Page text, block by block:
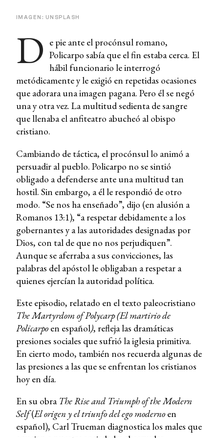
IMAGEN: UNSPLASH
D e pie ante el procónsul romano,
Policarpo sabía que el fin estaba cerca. El
hábil funcionario le interrogó
metódicamente y le exigió en repetidas ocasiones
que adorara una imagen pagana. Pero él se negó
una y otra vez. La multitud sedienta de sangre
que llenaba el anfiteatro abucheó al obispo
cristiano.
Cambiando de táctica, el procónsul lo animó a
persuadir al pueblo. Policarpo no se sintió
obligado a defenderse ante una multitud tan
hostil. Sin embargo, a él le respondió de otro
modo. “Se nos ha enseñado”, dijo (en alusión a
Romanos 13:1), “a respetar debidamente a los
gobernantes y a las autoridades designadas por
Dios, con tal de que no nos perjudiquen”.
Aunque se aferraba a sus convicciones, las
palabras del apóstol le obligaban a respetar a
quienes ejercían la autoridad política.
Este episodio, relatado en el texto paleocristiano
The Martyrdom of Polycarp(El martirio de
Policarpoen español), refleja las dramáticas
presiones sociales que sufrió la iglesia primitiva.
En cierto modo, también nos recuerda algunas de
las presiones a las que se enfrentan los cristianos
hoy en día.
En su obra The Rise and Triumph of the Modern
Self(El origen y el triunfo del ego modernoen
español), Carl Trueman diagnostica los males que